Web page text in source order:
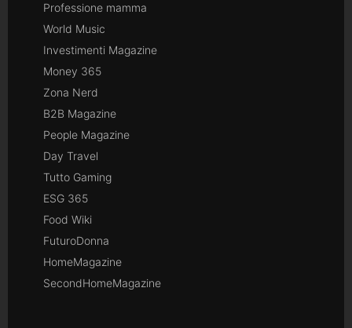
Professione mamma
World Music
Investimenti Magazine
Money 365
Zona Nerd
B2B Magazine
People Magazine
Day Travel
Tutto Gaming
ESG 365
Food Wiki
FuturoDonna
HomeMagazine
SecondHomeMagazine